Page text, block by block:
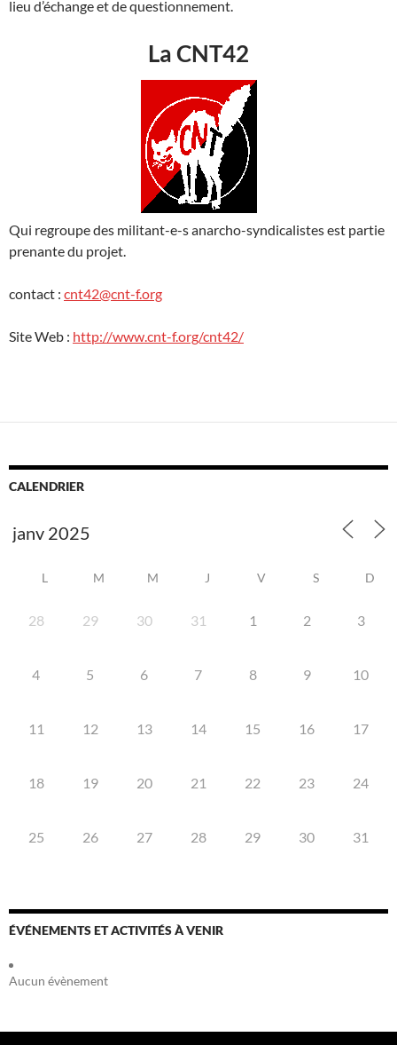
lieu d’échange et de questionnement.
La CNT42
Qui regroupe des militant-e-s anarcho-syndicalistes est partie
prenante du projet.
contact : cnt42@cnt-f.org
Site Web : http://www.cnt-f.org/cnt42/
CALENDRIER
L M M J V S D
28 29 30 31 1 2 3
4 5 6 7 8 9 10
11 12 13 14 15 16 17
18 19 20 21 22 23 24
25 26 27 28 29 30 31
ÉVÉNEMENTS ET ACTIVITÉS À VENIR
Aucun évènement